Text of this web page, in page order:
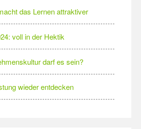
das Lernen attraktiver
voll in der Hektik
darf es sein?
wieder entdecken